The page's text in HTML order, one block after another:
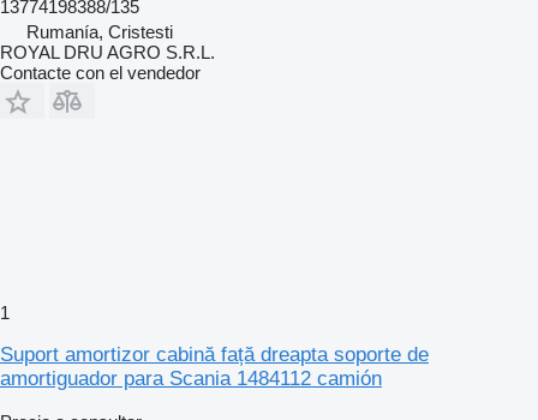
13774198388/135
Rumanía, Cristesti
ROYAL DRU AGRO S.R.L.
Contacte con el vendedor
1
Suport amortizor cabină față dreapta soporte de
amortiguador para Scania 1484112 camión